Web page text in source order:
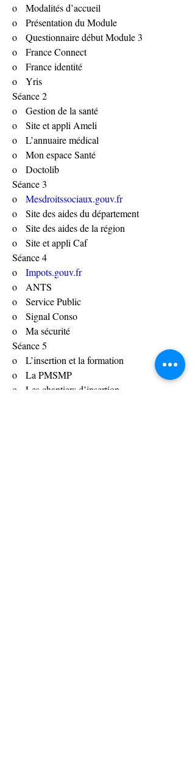
o   Modalités d’accueil
o   Présentation du Module
o   Questionnaire début Module 3
o   France Connect
o   France identité
o   Yris
Séance 2
o   Gestion de la santé
o   Site et appli Ameli
o   L’annuaire médical
o   Mon espace Santé
o   Doctolib
Séance 3
o Mesdroitssociaux.gouv.fr
o   Site des aides du département
o   Site des aides de la région
o   Site et appli Caf
Séance 4
o Impots.gouv.fr
o   ANTS
o   Service Public
o   Signal Conso
o   Ma sécurité
Séance 5
o   L’insertion et la formation
o   La PMSMP
o   Les chantiers d’insertion